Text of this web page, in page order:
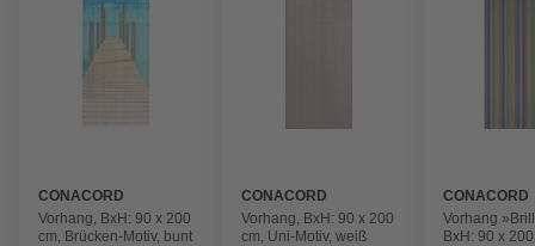
CONACORD
Vorhang, BxH: 90 x 200
cm, Brücken-Motiv, bunt
CONACORD
Vorhang, BxH: 90 x 200
cm, Uni-Motiv, weiß
CONACORD
Vorhang
BxH: 90 x